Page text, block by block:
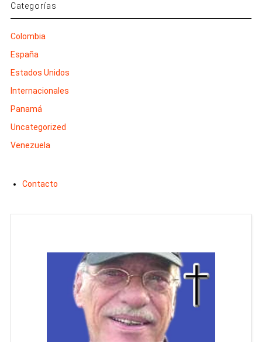
Categorías
Colombia
España
Estados Unidos
Internacionales
Panamá
Uncategorized
Venezuela
Contacto